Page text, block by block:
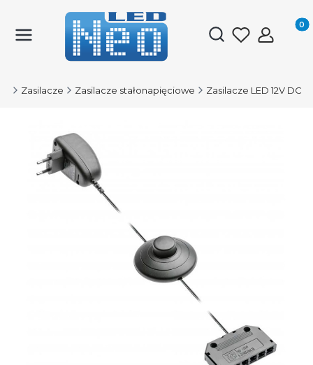
Otwórz
Zasilacze Zasilacze stałonapięciowe Zasilacze LED 12V DC